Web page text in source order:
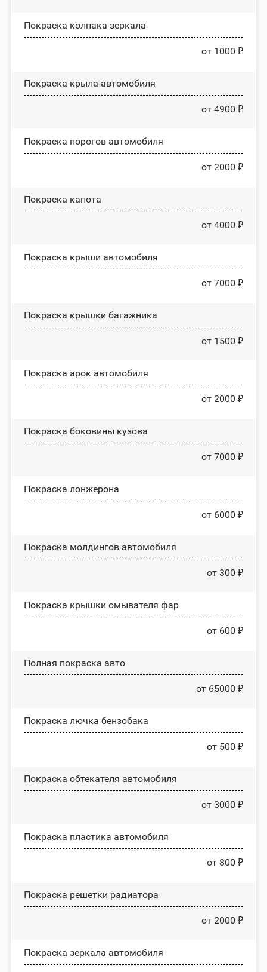
Покраска колпака зеркала
от 1000 ₽
Покраска крыла автомобиля
от 4900 ₽
Покраска порогов автомобиля
от 2000 ₽
Покраска капота
от 4000 ₽
Покраска крыши автомобиля
от 7000 ₽
Покраска крышки багажника
от 1500 ₽
Покраска арок автомобиля
от 2000 ₽
Покраска боковины кузова
от 7000 ₽
Покраска лонжерона
от 6000 ₽
Покраска молдингов автомобиля
от 300 ₽
Покраска крышки омывателя фар
от 600 ₽
Полная покраска авто
от 65000 ₽
Покраска лючка бензобака
от 500 ₽
Покраска обтекателя автомобиля
от 3000 ₽
Покраска пластика автомобиля
от 800 ₽
Покраска решетки радиатора
от 2000 ₽
Покраска зеркала автомобиля